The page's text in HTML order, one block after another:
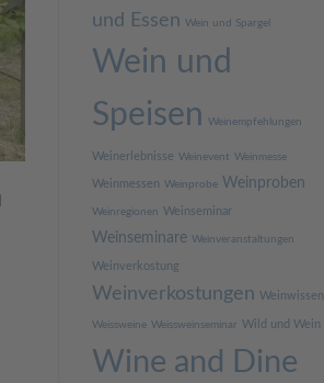
und Essen Wein und Spargel
Wein und
Speisen Weinempfehlungen
Weinerlebnisse Weinevent Weinmesse
Weinmessen Weinprobe Weinproben
Weinregionen Weinseminar
Weinseminare Weinveranstaltungen
Weinverkostung
Weinverkostungen Weinwissen
Weissweine Weissweinseminar Wild und Wein
Wine and Dine